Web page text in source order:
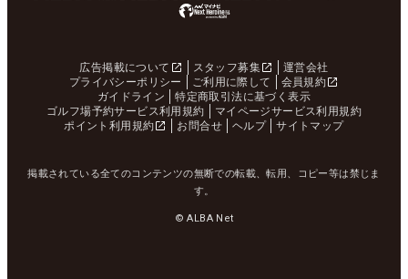
広告掲載について スタッフ募集
運営会社
プライバシーポリシー
ご利用に際して
会員規約
ガイドライン
特定商取引法に基づく表示
ゴルフ場予約サービス利用規約
マイページサービス利用規約
ポイント利用規約
お問合せ ヘルプ サイトマップ
掲載されている全てのコンテンツの無断での転載、転用、コピー等は禁じま
す。
© ALBA Net